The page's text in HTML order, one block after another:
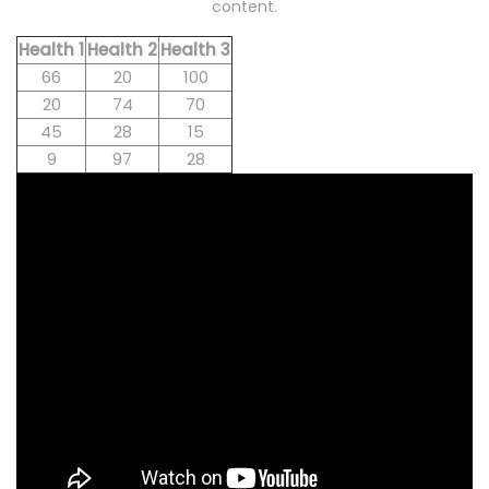
content.
Health 1Health 2Health 3
66
20
100
20
74
70
45
28
15
9
97 28